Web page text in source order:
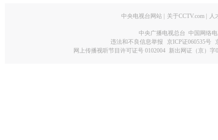
中央电视台网站 关于CCTV.com 人
中央广播电视总台 中国网络
违法和不良信息举报
京ICP证060535号
网上传播视听节目许可证号 0102004 新出网证（京）